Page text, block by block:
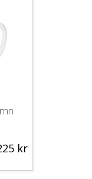
kr